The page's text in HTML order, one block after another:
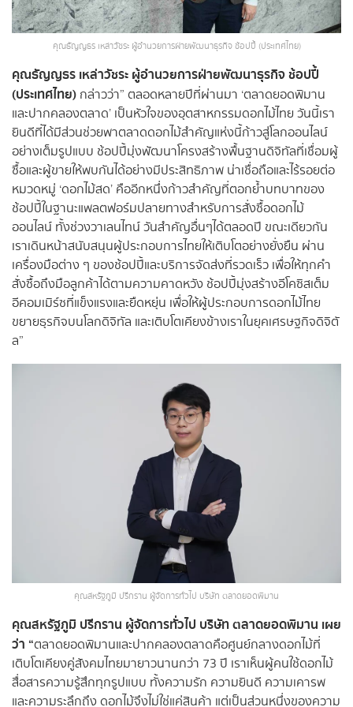
คุณธัญญธร เหล่าวัชระ ผู้อำนวยการฝ่ายพัฒนาธุรกิจ ช้อปปี้ (ประเทศไทย)
คุณธัญญธร เหล่าวัชระ ผู้อำนวยการฝ่ายพัฒนาธุรกิจ ช้อปปี้
(ประเทศไทย) กล่าวว่า” ตลอดหลายปีที่ผ่านมา ‘ตลาดยอดพิมาน
และปากคลองตลาด’ เป็นหัวใจของอุตสาหกรรมดอกไม้ไทย วันนี้เรา
ยินดีที่ได้มีส่วนช่วยพาตลาดดอกไม้สำคัญแห่งนี้ก้าวสู่โลกออนไลน์
อย่างเต็มรูปแบบ ช้อปปี้มุ่งพัฒนาโครงสร้างพื้นฐานดิจิทัลที่เชื่อมผู้
ซื้อและผู้ขายให้พบกันได้อย่างมีประสิทธิภาพ น่าเชื่อถือและไร้รอยต่อ
หมวดหมู่ ‘ดอกไม้สด’ คืออีกหนึ่งก้าวสำคัญที่ตอกย้ำบทบาทของ
ช้อปปี้ในฐานะแพลตฟอร์มปลายทางสำหรับการสั่งซื้อดอกไม้
ออนไลน์ ทั้งช่วงวาเลนไทน์ วันสำคัญอื่นๆได้ตลอดปี ขณะเดียวกัน
เราเดินหน้าสนับสนุนผู้ประกอบการไทยให้เติบโตอย่างยั่งยืน ผ่าน
เครื่องมือต่าง ๆ ของช้อปปี้และบริการจัดส่งที่รวดเร็ว เพื่อให้ทุกคำ
สั่งซื้อถึงมือลูกค้าได้ตามความคาดหวัง ช้อปปี้มุ่งสร้างอีโคซิสเต็ม
อีคอมเมิร์ซที่แข็งแรงและยืดหยุ่น เพื่อให้ผู้ประกอบการดอกไม้ไทย
ขยายธุรกิจบนโลกดิจิทัล และเติบโตเคียงข้างเราในยุคเศรษฐกิจดิจิตั
ล”
คุณสหรัฐภูมิ ปรีกราน ผู้จัดการทั่วไป บริษัท ตลาดยอดพิมาน
คุณสหรัฐภูมิ ปรีกราน ผู้จัดการทั่วไป บริษัท ตลาดยอดพิมาน เผย
ว่า “ตลาดยอดพิมานและปากคลองตลาดคือศูนย์กลางดอกไม้ที่
เติบโตเคียงคู่สังคมไทยมายาวนานกว่า 73 ปี เราเห็นผู้คนใช้ดอกไม้
สื่อสารความรู้สึกทุกรูปแบบ ทั้งความรัก ความยินดี ความเคารพ
และความระลึกถึง ดอกไม้จึงไม่ใช่แค่สินค้า แต่เป็นส่วนหนึ่งของความ